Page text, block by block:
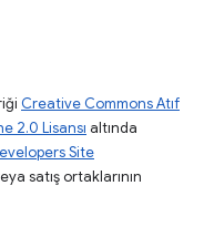
Creative Commons Atıf
2.0 Lisansı altında
Site
satış ortaklarının